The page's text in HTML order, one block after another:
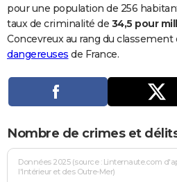
Carte de Noël
Carte Bonne année
Carte Saint-Valentin
Carte Pâques
Carte d'anniversaire
DICTIONNAIRE
Dictionnaire
Biographies
Citations
Expressions
Proverbes
PROGRAMME TV
Se connecter
Entreprises
Service militaire
Avis de recherche
AVIS DE DÉCÈS
Bricolage
Lifestyle
Culture
Sport
Auto
Television
Voyage
Cinema
pour une population de 256
taux de criminalité de 34,5 pour
Concevreux au rang du classement
dangereuses de France.
Nombre de crimes et
Données 2025 (source : Linternaute.com
l'Intérieur et des Outre-Mer)